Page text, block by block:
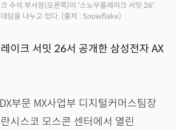
수석 부사장(오른쪽)이 '스노우플레이크 서밋 26'
담을 나누고 있다. (출처 : Snowflake)
이크 서밋 26서 공개한 삼성전자 AX
DX부문 MX사업부 디지털커머스팀장
시스코 모스콘 센터에서 열린